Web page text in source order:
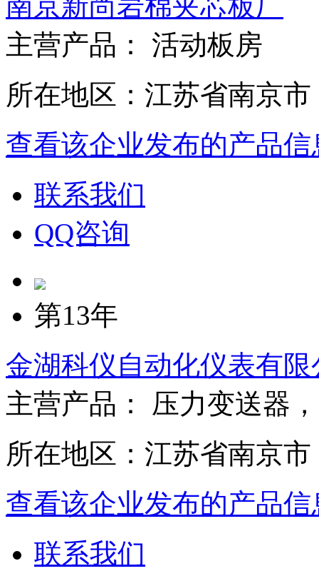
主营产品： 活动板房
所在地区：江苏省南京市
查看该企业发布的产品信
联系我们
QQ咨询
第13年
金湖科仪自动化仪表有限
主营产品： 压力变送器
所在地区：江苏省南京市
查看该企业发布的产品信
联系我们